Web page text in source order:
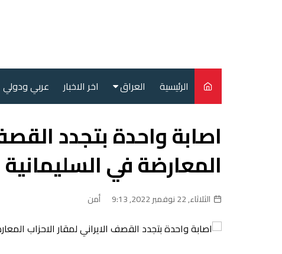
الرئيسية العراق
سياسة
محليات
اخر الاخبار عربي ودولي
اصابة واحدة بتجدد
المعارضة في السليمانية
الثلاثاء, 22 نوفمبر 2022, 9:13 أمن